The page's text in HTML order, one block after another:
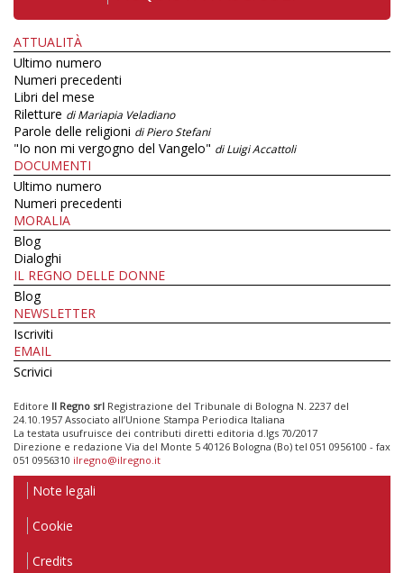
ATTUALITÀ
Ultimo numero
Numeri precedenti
Libri del mese
Riletture di Mariapia Veladiano
Parole delle religioni di Piero Stefani
"Io non mi vergogno del Vangelo" di Luigi Accattoli
DOCUMENTI
Ultimo numero
Numeri precedenti
MORALIA
Blog
Dialoghi
IL REGNO DELLE DONNE
Blog
NEWSLETTER
Iscriviti
EMAIL
Scrivici
Editore Il Regno srl Registrazione del Tribunale di Bologna N. 2237 del
24.10.1957 Associato all’Unione Stampa Periodica Italiana
La testata usufruisce dei contributi diretti editoria d.lgs 70/2017
Direzione e redazione Via del Monte 5 40126 Bologna (Bo) tel 051 0956100 - fax
051 0956310 ilregno@ilregno.it
Note legali
Cookie
Credits